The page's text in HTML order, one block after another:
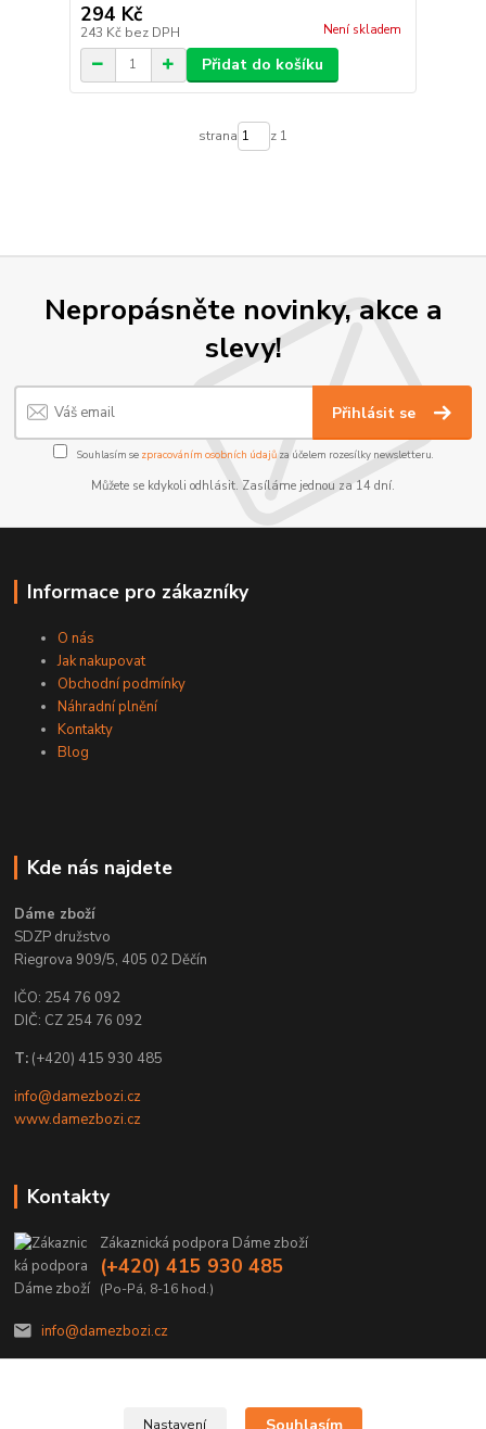
294 Kč
243 Kč bez DPH Není skladem
Přidat do košíku
strana z 1
Nepropásněte novinky, akce a
slevy!
Přihlásit se
Souhlasím se zpracováním osobních údajůza účelem rozesílky newsletteru.
Můžete se kdykoli odhlásit. Zasíláme jednou za 14 dní.
Informace pro zákazníky
O nás
Jak nakupovat
Obchodní podmínky
Náhradní plnění
Kontakty
Blog
Kde nás najdete
Dáme zboží
SDZP družstvo
Riegrova 909/5, 405 02 Děčín
IČO: 254 76 092
DIČ: CZ 254 76 092
T: (+420) 415 930 485
info@damezbozi.cz
www.damezbozi.cz
Kontakty
Zákaznická podpora Dáme zboží
(+420) 415 930 485
(Po-Pá, 8-16 hod.)
info@damezbozi.cz
Nastavení